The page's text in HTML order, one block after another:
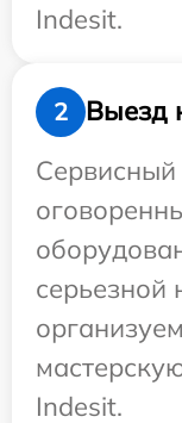
Indesit.
2
Выезд
серьезной
Indesit.